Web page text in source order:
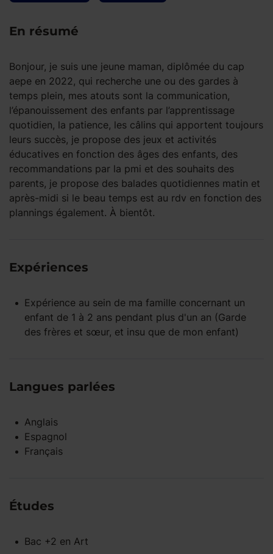
En résumé
Bonjour, je suis une jeune maman, diplômée du cap
aepe en 2022, qui recherche une ou des gardes à
temps plein, mes atouts sont la communication,
l’épanouissement des enfants par l’apprentissage
quotidien, la patience, les câlins qui apportent toujours
leurs succès, je propose des jeux et activités
éducatives en fonction des âges des enfants, des
recommandations par la pmi et des souhaits des
parents, je propose des balades quotidiennes matin et
après-midi si le beau temps est au rdv en fonction des
plannings également. À bientôt.
Expériences
Expérience au sein de ma famille concernant un
enfant de 1 à 2 ans pendant plus d'un an (Garde
des frères et sœur, et insu que de mon enfant)
Langues parlées
Anglais
Espagnol
Français
Études
Bac +2 en Art